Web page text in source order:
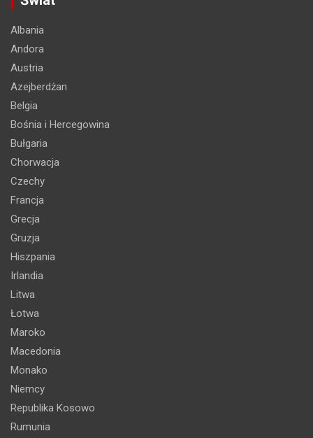
Albania
Andora
Austria
Azejberdżan
Belgia
Bośnia i Hercegowina
Bułgaria
Chorwacja
Czechy
Francja
Grecja
Gruzja
Hiszpania
Irlandia
Litwa
Łotwa
Maroko
Macedonia
Monako
Niemcy
Republika Kosowo
Rumunia